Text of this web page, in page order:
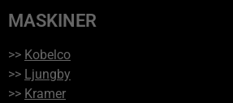
MASKINER
>> Kobelco
>> Ljungby
>> Kramer